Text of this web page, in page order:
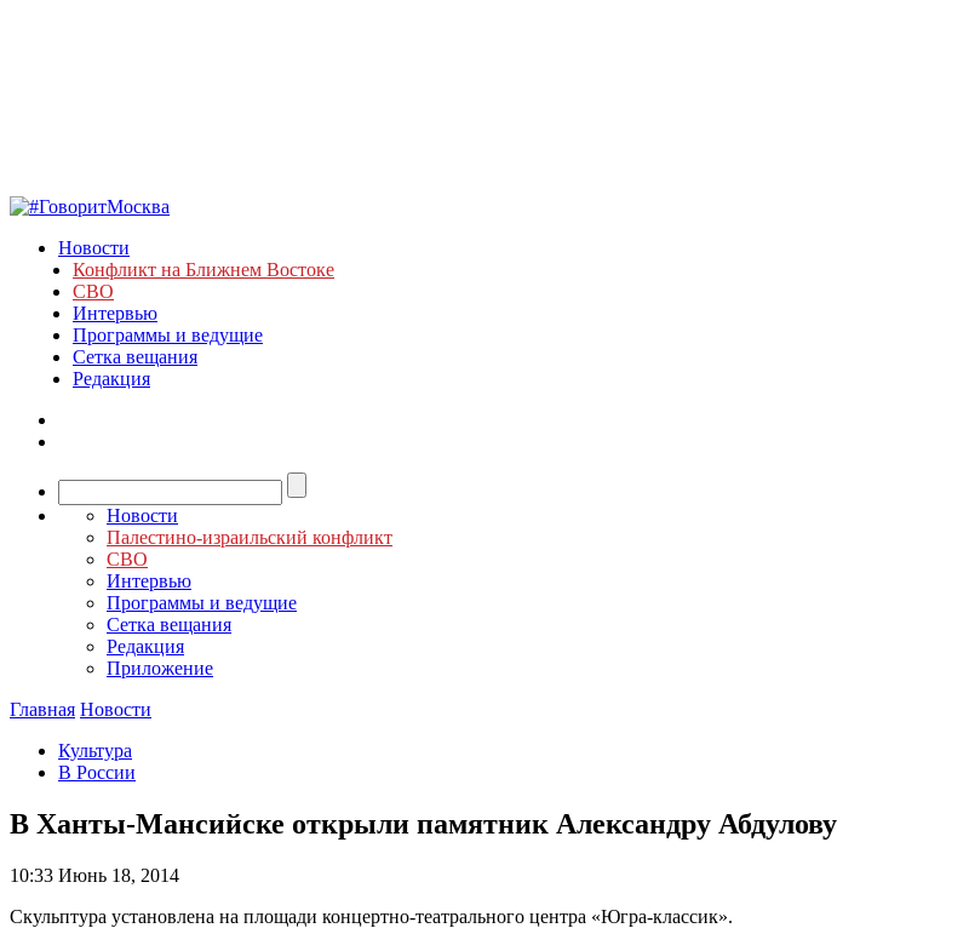
Новости
Конфликт на Ближнем Востоке
СВО
Интервью
Программы и ведущие
Сетка вещания
Редакция
Новости
Палестино-израильский конфликт
СВО
Интервью
Программы и ведущие
Сетка вещания
Редакция
Приложение
Главная Новости
Культура
В России
В Ханты-Мансийске открыли памятник Александру Абдулову
10:33 Июнь 18, 2014
Скульптура установлена на площади концертно-театрального центра «Югра-классик».